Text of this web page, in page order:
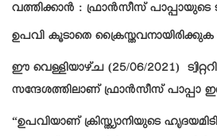
വത്തിക്കാൻ : ഫ്രാൻസീസ് പാപ്പായുടെ
ഉപവി കൂടാതെ ക്രൈസ്തവനായിരിക്കുക
ഈ വെള്ളിയാഴ്ച (25/06/2021)
സന്ദേശത്തിലാണ് ഫ്രാന്‍സീസ് പാപ്പാ
“ഉപവിയാണ് ക്രിസ്ത്യാനിയുടെ